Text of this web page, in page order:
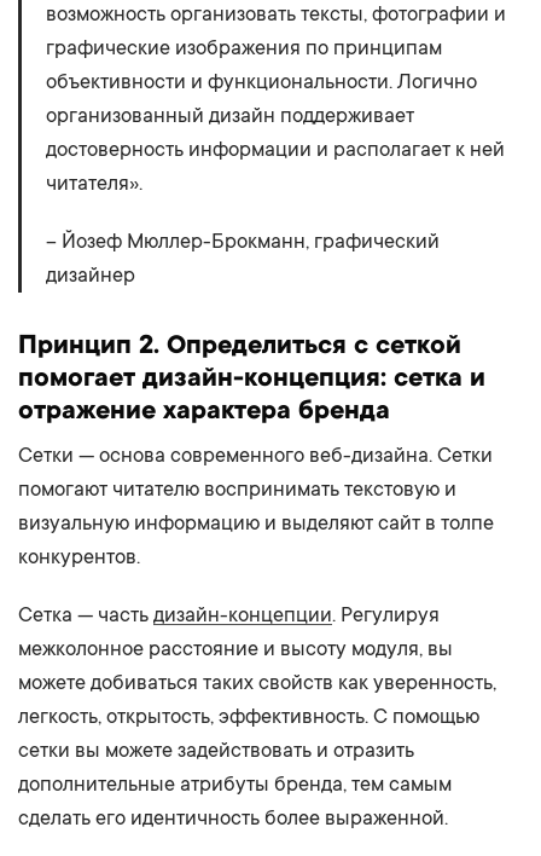
возможность организовать тексты, фотографии и
графические изображения по принципам
объективности и функциональности. Логично
организованный дизайн поддерживает
достоверность информации и располагает к ней
читателя».
– Йозеф Мюллер-Брокманн, графический
дизайнер
Принцип 2. Определиться с сеткой
помогает дизайн-концепция: сетка и
отражение характера бренда
Сетки — основа современного веб-дизайна. Сетки
помогают читателю воспринимать текстовую и
визуальную информацию и выделяют сайт в толпе
конкурентов.
Сетка — часть дизайн-концепции. Регулируя
межколонное расстояние и высоту модуля, вы
можете добиваться таких свойств как уверенность,
легкость, открытость, эффективность. С помощью
сетки вы можете задействовать и отразить
дополнительные атрибуты бренда, тем самым
сделать его идентичность более выраженной.